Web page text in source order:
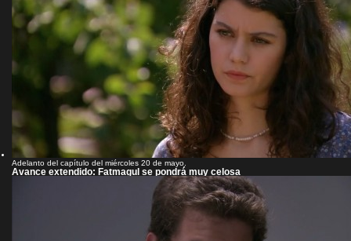
Adelanto del capítulo del miércoles 20 de mayo.
Avance extendido: Fatmagul se pondrá muy celosa